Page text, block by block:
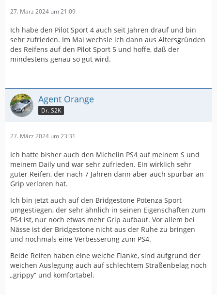
27. März 2024 um 21:09
Ich habe den Pilot Sport 4 auch seit Jahren drauf und bin
sehr zufrieden. Im Mai wechsle ich dann aus Altersgründen
des Reifens auf den Pilot Sport 5 und hoffe, daß der
mindestens genau so gut wird.
Agent Orange
Dr. S2K
27. März 2024 um 23:31
Ich hatte bisher auch den Michelin PS4 auf meinem S und
meinem Daily und war sehr zufrieden. Ein wirklich sehr
guter Reifen, der nach 7 Jahren dann aber auch spürbar an
Grip verloren hat.
Ich bin jetzt auch auf den Bridgestone Potenza Sport
umgestiegen, der sehr ähnlich in seinen Eigenschaften zum
PS4 ist, nur noch etwas mehr Grip aufbaut. Vor allem bei
Nässe ist der Bridgestone nicht aus der Ruhe zu bringen
und nochmals eine Verbesserung zum PS4.
Beide Reifen haben eine weiche Flanke, sind aufgrund der
weichen Auslegung auch auf schlechtem Straßenbelag noch
„grippy“ und komfortabel.